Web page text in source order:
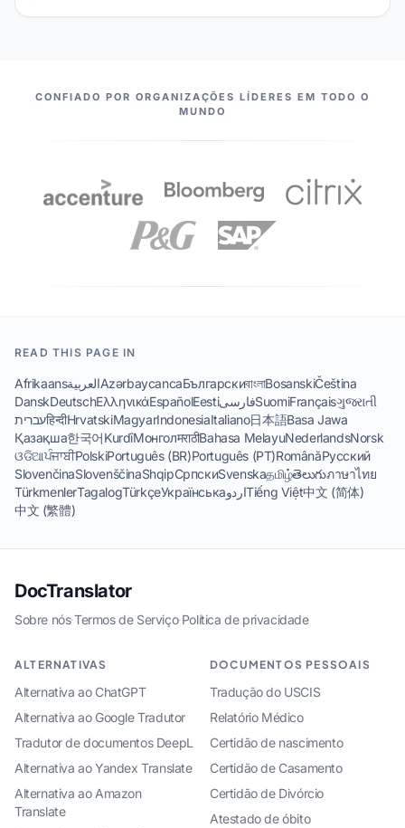
NOSSOS PARCEIROS
CONFIADO POR ORGANIZAÇÕES LÍDERES EM TODO O
MUNDO
READ THIS PAGE IN
AfrikaansالعربيةAzərbaycancaБългарскиবাংলাBosanskiČeština
DanskDeutschΕλληνικάEspañolEestiفارسیSuomiFrançaisગુજરાતી
עבריתहिन्दीHrvatskiMagyarIndonesiaItaliano日本語Basa Jawa
Қазақша한국어KurdîМонголमराठीBahasa MelayuNederlandsNorsk
ଓଡିଆਪੰਜਾਬੀPolskiPortuguês (BR)Português (PT)RomânăРусский
SlovenčinaSlovenščinaShqipСрпскиSvenskaதமிழ்తెలుగుภาษาไทย
TürkmenlerTagalogTürkçeУкраїнськаاردوTiếng Việt中文 (简体)
中文 (繁體)
DocTranslator
Sobre nós·Termos de Serviço·Política de privacidade
ALTERNATIVAS
Alternativa ao ChatGPT
Alternativa ao Google Tradutor
Tradutor de documentos DeepL
Alternativa ao Yandex Translate
Alternativa ao Amazon
Translate
DOCUMENTOS PESSOAIS
Tradução do USCIS
Relatório Médico
Certidão de nascimento
Certidão de Casamento
Certidão de Divórcio
Atestado de óbito